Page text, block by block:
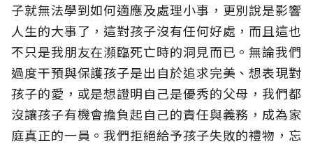
子就無法學到如何適應及處理小事，更別說是影響
人生的大事了，這對孩子沒有任何好處，而且這也
不只是我朋友在瀕臨死亡時的洞見而已。無論我們
過度干預與保護孩子是出自於追求完美、想表現對
孩子的愛，或是想證明自己是優秀的父母，我們都
沒讓孩子有機會擔負起自己的責任與義務，成為家
庭真正的一員。我們拒絕給予孩子失敗的禮物，忘